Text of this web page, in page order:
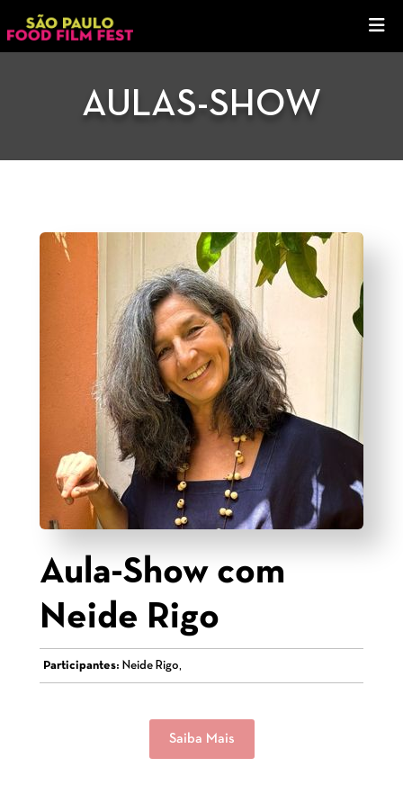
AULAS-SHOW
Aula-Show com
Neide Rigo
Participantes: Neide Rigo,
Saiba Mais